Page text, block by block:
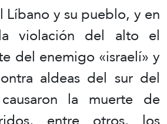
Líbano y su pueblo, y en
violación del alto el
del enemigo «israelí» y
aldeas del sur del
la muerte de